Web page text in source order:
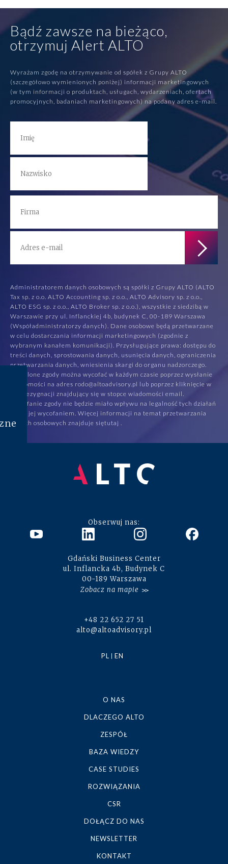
Bądź zawsze na bieżąco,
otrzymuj Alert ALTO
Wyrażam zgodę na otrzymywanie od spółek z Grupy ALTO
(szczegółowo wymienionych poniżej) informacji marketingowych
(w tym informacji o produktach, usługach, wydarzeniach, ofertach
promocyjnych, badaniach marketingowych) na podany adres e-mail.
Administratorem danych osobowych są spółki z Grupy ALTO (ALTO
Tax sp. z o.o. ALTO Accounting sp. z o.o., ALTO Advisory sp. z o.o.,
ALTO ESG sp. z o.o., ALTO Broker sp. z o.o.), wszystkie z siedzibą w
Warszawie przy ul. Inflanckiej 4b, budynek C, 00-189 Warszawa
(Współadministratorzy danych). Dane osobowe będą przetwarzane
w celu dostarczania informacji marketingowych (zgodnie z
wybranym kanałem komunikacji). Przysługujące prawa: dostępu do
treści danych, sprostowania danych, usunięcia danych, ograniczenia
przetwarzania danych, wniesienia skargi do organu nadzorczego.
Udzielone zgody można wycofać w każdym czasie poprzez wysłanie
wiadomości na adres rodo@altoadvisory.pl lub poprzez kliknięcie w
link rezygnacji znajdujący się w stopce wiadomości email.
Wycofanie zgody nie będzie miało wpływu na legalność tych działań
przed jej wycofaniem. Więcej informacji na temat przetwarzania
danych osobowych znajduje siętutaj .
Obserwuj nas:
Gdański Business Center
ul. Inflancka 4b, Budynek C
00-189 Warszawa
Zobacz na mapie
+48 22 652 27 51
alto@altoadvisory.pl
PL EN
O NAS
DLACZEGO ALTO
ZESPÓŁ
BAZA WIEDZY
CASE STUDIES
ROZWIĄZANIA
CSR
DOŁĄCZ DO NAS
NEWSLETTER
KONTAKT